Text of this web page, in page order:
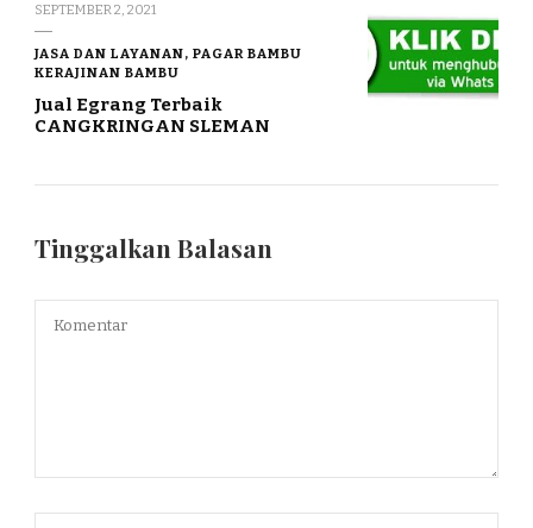
SEPTEMBER 2, 2021
JASA DAN LAYANAN, PAGAR BAMBU
KERAJINAN BAMBU
Jual Egrang Terbaik
CANGKRINGAN SLEMAN
Tinggalkan Balasan